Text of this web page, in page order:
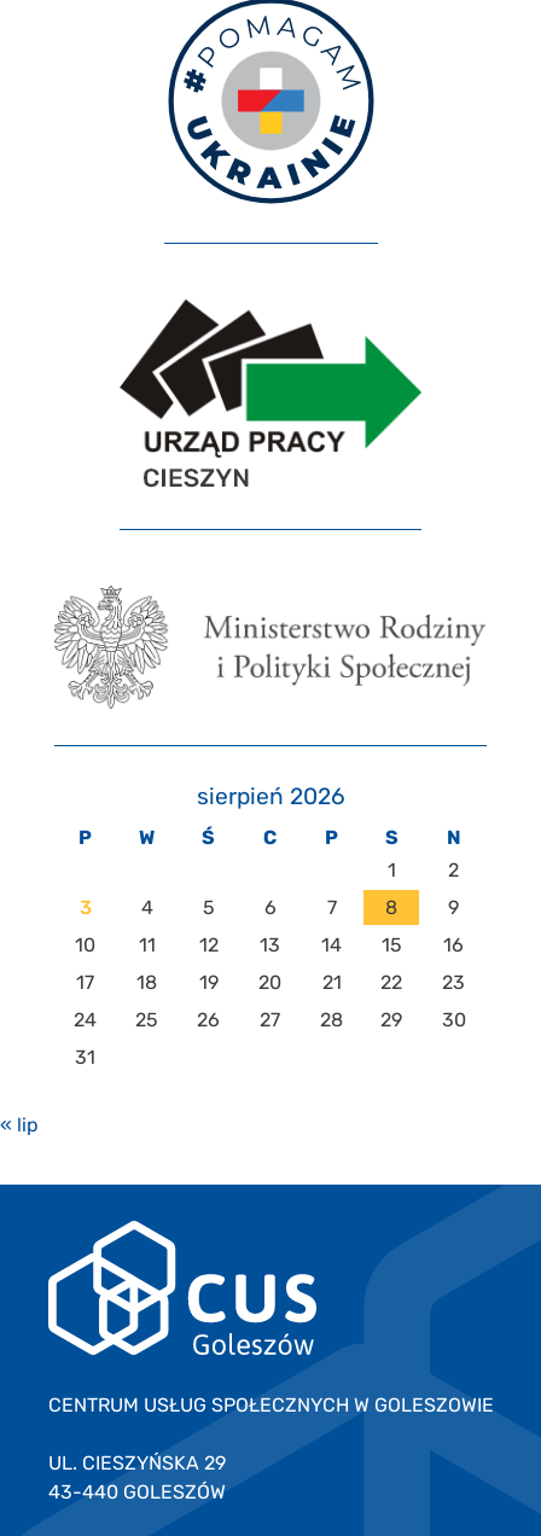
sierpień 2026
P W Ś C P S
N
1
2
3
4 5 6 7 8
9
10
11 12 13 14 15
16
17
18 19 20 21 22
23
24
25 26 27 28 29
30
31
« lip
CENTRUM USŁUG SPOŁECZNYCH W GOLESZOWIE
UL. CIESZYŃSKA 29
43-440 GOLESZÓW